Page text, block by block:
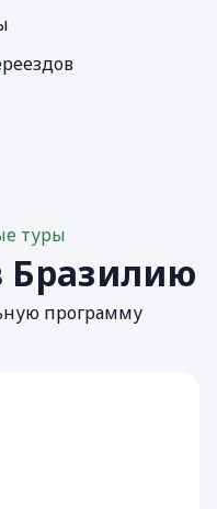
туры
Бразилию
программу